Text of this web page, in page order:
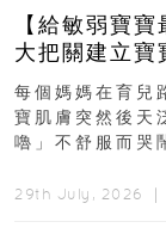
【給敏弱寶
大把關建立寶
每個媽媽在育兒
寶肌膚突然後天
嚕」不舒服而哭
29th July, 2026 ｜